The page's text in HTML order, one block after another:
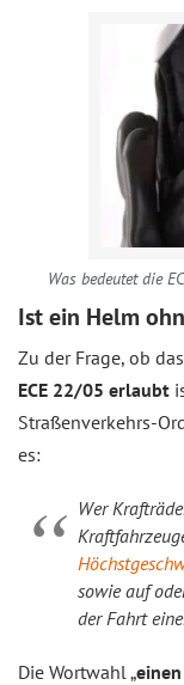
Was bedeutet die
Ist ein Helm
Zu der Frage, ob das
ECE 22/05 erlaubt
Straßenverkehrs-
es:
Wer
sowie auf
der Fahrt
Die Wortwahl „